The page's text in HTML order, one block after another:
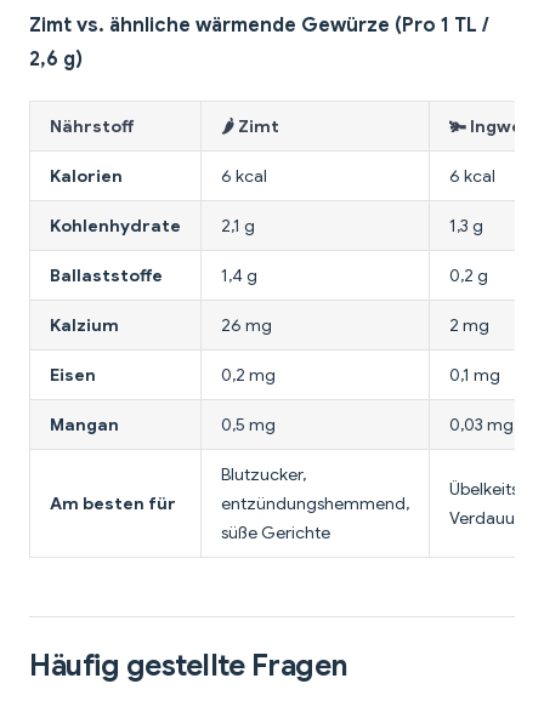
Zimt vs. ähnliche wärmende Gewürze (Pro 1 TL /
2,6 g)
Nährstoff 🌶️ Zimt 🫚
Kalorien 6 kcal 6 kcal
Kohlenhydrate 2,1 g 1,3 g
Ballaststoffe 1,4 g 0,2 g
Kalzium 26 mg 2 mg
Eisen 0,2 mg 0,1 mg
Mangan 0,5 mg 0,03 mg
Am besten für
Blutzucker,
entzündungshemmend,
süße Gerichte
Häufig gestellte Fragen